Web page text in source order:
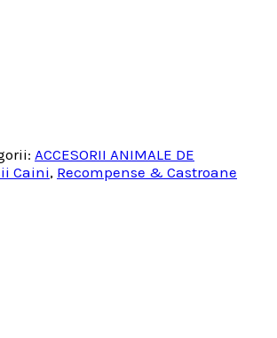
ACCESORII ANIMALE DE
Caini, Recompense & Castroane